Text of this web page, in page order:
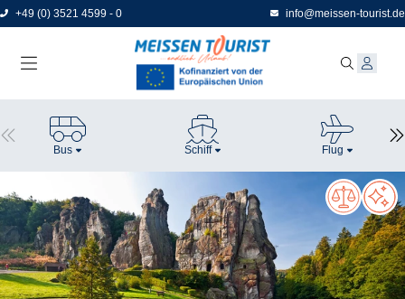
Direkt
zum
+49 (0) 3521 4599 - 0 info@meissen-tourist.de
Bus Schiff Flug